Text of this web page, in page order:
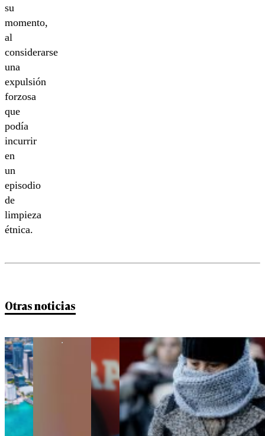
su
momento,
al
considerarse
una
expulsión
forzosa
que
podía
incurrir
en
un
episodio
de
limpieza
étnica.
Otras noticias